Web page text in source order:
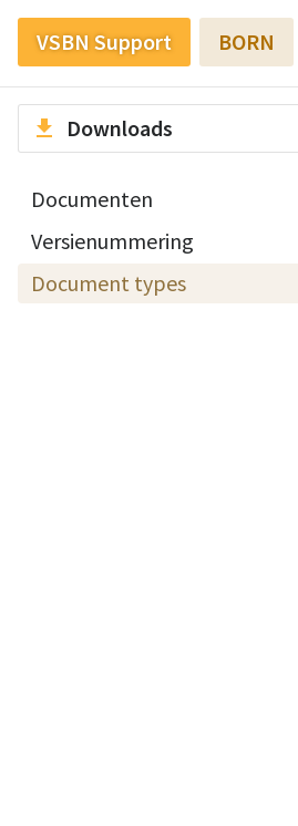
VSBN Support BORN
file_download Downloads
Documenten
Versienummering
Document types